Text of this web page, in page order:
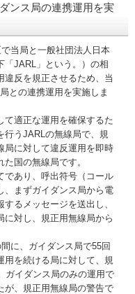
ンス局の連携運用を実
当局と一般社団法人日本
「JARL」という。）の相
反を規正させるため、当
との連携運用を実施しま
適正な運用を確保するた
行うJARLの無線局で、規
局に対して違反運用を即時
国の無線局です。
あり、呼出符号（コール
、まずガイダンス局から電
るメッセージを送出し、
に対し、規正用無線局から
に、ガイダンス局で55回
を続ける局に対して、規
ガイダンス局のみの運用で
が、規正用無線局の警告で